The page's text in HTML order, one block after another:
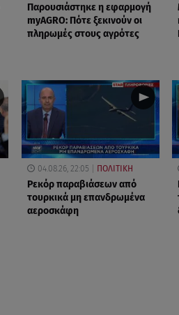
Παρουσιάστηκε η εφαρμογή
myAGRO: Πότε ξεκινούν οι
πληρωμές στους αγρότες
04.08.26, 22:05 ΠΟΛΙΤΙΚΗ
Ρεκόρ παραβιάσεων από
τουρκικά μη επανδρωμένα
αεροσκάφη